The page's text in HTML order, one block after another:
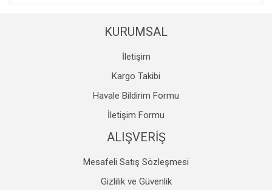
KURUMSAL
İletişim
Kargo Takibi
Havale Bildirim Formu
İletişim Formu
ALIŞVERİŞ
Mesafeli Satış Sözleşmesi
Gizlilik ve Güvenlik